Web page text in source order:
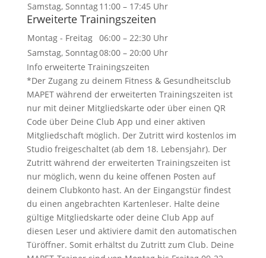
Samstag, Sonntag11:00 – 17:45 Uhr
Erweiterte Trainingszeiten
Montag - Freitag 06:00 – 22:30 Uhr
Samstag, Sonntag08:00 – 20:00 Uhr
Info erweiterte Trainingszeiten
*Der Zugang zu deinem Fitness & Gesundheitsclub
MAPET während der erweiterten Trainingszeiten ist
nur mit deiner Mitgliedskarte oder über einen QR
Code über Deine Club App und einer aktiven
Mitgliedschaft möglich. Der Zutritt wird kostenlos im
Studio freigeschaltet (ab dem 18. Lebensjahr). Der
Zutritt während der erweiterten Trainingszeiten ist
nur möglich, wenn du keine offenen Posten auf
deinem Clubkonto hast. An der Eingangstür findest
du einen angebrachten Kartenleser. Halte deine
gültige Mitgliedskarte oder deine Club App auf
diesen Leser und aktiviere damit den automatischen
Türöffner. Somit erhältst du Zutritt zum Club. Deine